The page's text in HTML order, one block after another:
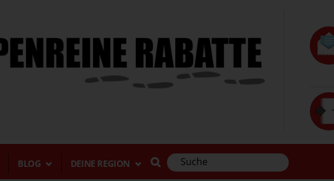
BLOG DEINE REGION